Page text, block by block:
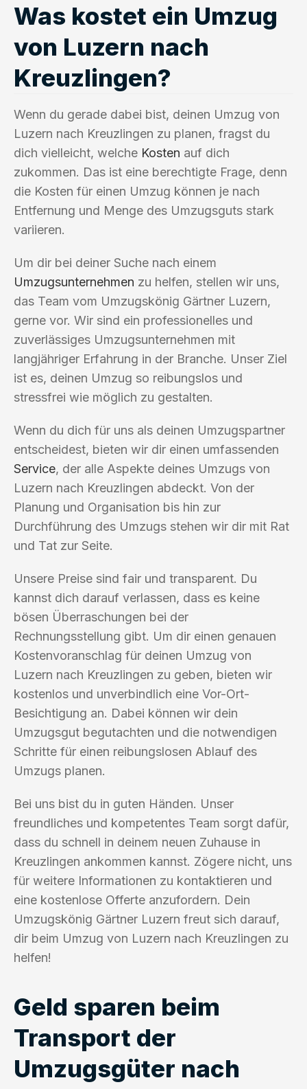
Was kostet ein Umzug
von Luzern nach
Kreuzlingen?
Wenn du gerade dabei bist, deinen Umzug von
Luzern nach Kreuzlingen zu planen, fragst du
dich vielleicht, welche Kosten auf dich
zukommen. Das ist eine berechtigte Frage, denn
die Kosten für einen Umzug können je nach
Entfernung und Menge des Umzugsguts stark
variieren.
Um dir bei deiner Suche nach einem
Umzugsunternehmen zu helfen, stellen wir uns,
das Team vom Umzugskönig Gärtner Luzern,
gerne vor. Wir sind ein professionelles und
zuverlässiges Umzugsunternehmen mit
langjähriger Erfahrung in der Branche. Unser Ziel
ist es, deinen Umzug so reibungslos und
stressfrei wie möglich zu gestalten.
Wenn du dich für uns als deinen Umzugspartner
entscheidest, bieten wir dir einen umfassenden
Service, der alle Aspekte deines Umzugs von
Luzern nach Kreuzlingen abdeckt. Von der
Planung und Organisation bis hin zur
Durchführung des Umzugs stehen wir dir mit Rat
und Tat zur Seite.
Unsere Preise sind fair und transparent. Du
kannst dich darauf verlassen, dass es keine
bösen Überraschungen bei der
Rechnungsstellung gibt. Um dir einen genauen
Kostenvoranschlag für deinen Umzug von
Luzern nach Kreuzlingen zu geben, bieten wir
kostenlos und unverbindlich eine Vor-Ort-
Besichtigung an. Dabei können wir dein
Umzugsgut begutachten und die notwendigen
Schritte für einen reibungslosen Ablauf des
Umzugs planen.
Bei uns bist du in guten Händen. Unser
freundliches und kompetentes Team sorgt dafür,
dass du schnell in deinem neuen Zuhause in
Kreuzlingen ankommen kannst. Zögere nicht, uns
für weitere Informationen zu kontaktieren und
eine kostenlose Offerte anzufordern. Dein
Umzugskönig Gärtner Luzern freut sich darauf,
dir beim Umzug von Luzern nach Kreuzlingen zu
helfen!
Geld sparen beim
Transport der
Umzugsgüter nach